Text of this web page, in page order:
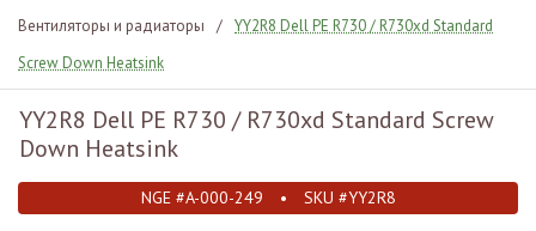
Вентиляторы и радиаторы
/ YY2R8 Dell PE R730 / R730xd Standard
Screw Down Heatsink
YY2R8 Dell PE R730 / R730xd Standard Screw
Down Heatsink
NGE #A-000-249 • SKU #YY2R8